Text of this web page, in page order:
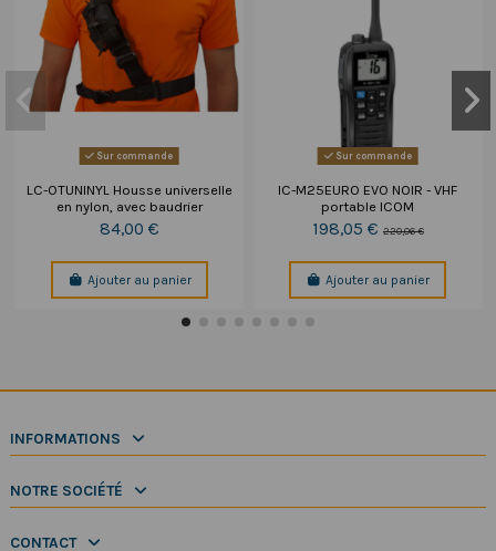
Sur commande
LC-OTUNINYL Housse universelle
en nylon, avec baudrier
84,00 €
Ajouter au panier
Sur commande
IC-M25EURO EVO NOIR - VHF
portable ICOM
198,05 € 220,06 €
Ajouter au panier
INFORMATIONS
NOTRE SOCIÉTÉ
CONTACT